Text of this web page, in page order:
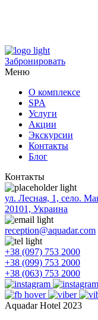
Забронировать
Меню
О комплексе
SPA
Услуги
Акции
Экскурсии
Контакты
Блог
Контакты
ул. Лесная, 1, село.
20101, Украина
reception@aquadar.com
+38 (097) 753 2000
+38 (099) 753 2000
+38 (063) 753 2000
Aquadar Hotel 2023